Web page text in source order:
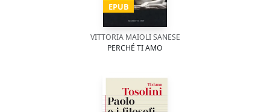
EPUB
VITTORIA MAIOLI SANESE
PERCHÉ TI AMO